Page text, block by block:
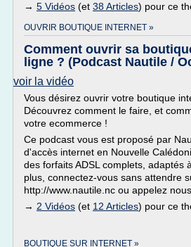
→ 5 Vidéos (et 38 Articles) pour ce
OUVRIR BOUTIQUE INTERNET »
Comment ouvrir sa
ligne ? (Podcast Nautile /
voir la vidéo
Vous désirez ouvrir votre boutique
Découvrez comment le faire, et
votre ecommerce !
Ce podcast vous est proposé par
d'accès internet en Nouvelle
des forfaits ADSL complets, adaptés
plus, connectez-vous sans attendre
http://www.nautile.nc ou appelez
→ 2 Vidéos (et 12 Articles) pour ce
BOUTIQUE SUR INTERNET »